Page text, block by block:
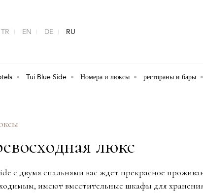
TR EN DE RU
Tui Blue Side Номера и люксы рестораны и бары
люкс
с двумя спальнями вас ждет прекрасное
имеют вместительные шкафы для